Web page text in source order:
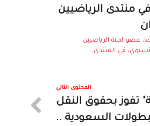
منتدى الرياضيين
عضو لجنة الرياضيين
في المنتدى...
المحتوى التالي
تفوز بحقوق النقل
السعودية ..